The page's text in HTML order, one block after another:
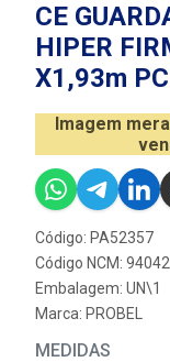
CE
HIPER
X1,93m
Imagem
Código: PA52357
Código NCM:
Embalagem: UN\1
Marca: PROBEL
MEDIDAS